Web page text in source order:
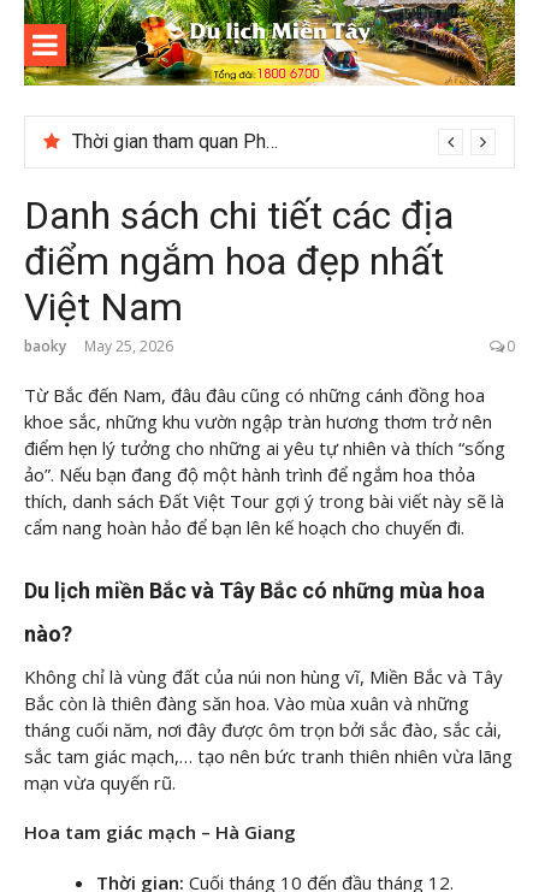
Skip
content
Du lịch
Miền Tây
Cuối năm có nên đi du lịch Phú Quốc không?
Thời gian tham quan Phong Nha Kẻ Bàng
Danh sách chi tiết các địa
điểm ngắm hoa đẹp nhất
Việt Nam
baoky May 25, 2026 0
Từ Bắc đến Nam, đâu đâu cũng có những cánh đồng hoa
khoe sắc, những khu vườn ngập tràn hương thơm trở nên
điểm hẹn lý tưởng cho những ai yêu tự nhiên và thích “sống
ảo”. Nếu bạn đang độ một hành trình để ngắm hoa thỏa
thích, danh sách Đất Việt Tour gợi ý trong bài viết này sẽ là
cẩm nang hoàn hảo để bạn lên kế hoạch cho chuyến đi.
Du lịch miền Bắc và Tây Bắc có những mùa hoa
nào?
Không chỉ là vùng đất của núi non hùng vĩ, Miền Bắc và Tây
Bắc còn là thiên đàng săn hoa. Vào mùa xuân và những
tháng cuối năm, nơi đây được ôm trọn bởi sắc đào, sắc cải,
sắc tam giác mạch,… tạo nên bức tranh thiên nhiên vừa lãng
mạn vừa quyến rũ.
Hoa tam giác mạch – Hà Giang
Thời gian: Cuối tháng 10 đến đầu tháng 12.